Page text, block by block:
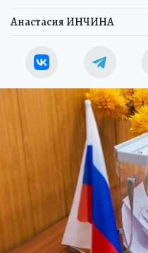
Анастасия ИНЧИНА